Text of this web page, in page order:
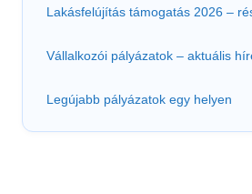
Lakásfelújítás támogatás 2026 –
Vállalkozói pályázatok – aktuális
Legújabb pályázatok egy helyen